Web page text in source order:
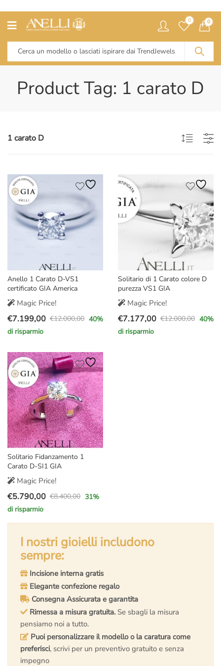
0 0
Product Tag: 1 carato D
1 carato D
Anello 1 Carato D-VS1
certificato GIA America
Magic Price!
€12.000,00
Il
prezzo
era:
€12.000,00.
€7.199,00
Il
prezzo
è:
€7.199,00.
40%
di risparmio
Solitario di 1 Carato colore D
purezza VS1 GIA
Magic Price!
€12.000,00
Il
prezzo
€7.177,00
Il
prezzo
40%
di risparmio
Solitario Fidanzamento 1
Carato D-SI1 GIA
Magic Price!
€8.400,00
Il
prezzo
originale
€8.400,00.
€5.790,00
Il
prezzo
attuale
€5.790,00.
31%
di risparmio
I nostri gioielli includono
sempre:
Incisione interna gratis
Elegante confezione regalo
Consegna Assicurata e garantita
Rimessa a misura gratuita. Se sbagli la misura
pensiamo noi a tutto.
Puoi personalizzare il modello o la caratura come
preferisci, scrivi per un preventivo gratuito e senza
impegno